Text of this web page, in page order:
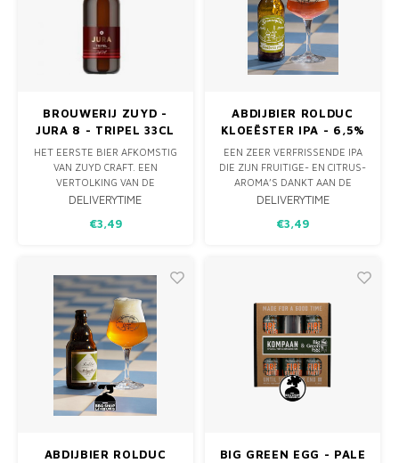
BROUWERIJ ZUYD -
JURA 8 - TRIPEL 33CL
HET EERSTE BIER AFKOMSTIG
VAN ZUYD CRAFT. EEN
VERTOLKING VAN DE
BROUWREIZEN DE BROUWER.
HISTORISCHE SCHEEPSBIER
JASJE. VERNOEMD NAAR DE
HANDELSRIVIER VAN
MAASTRICHT: DE MAAS.
AFGELEID VAN DE
DELIVERYTIME
€3,49
ABDIJBIER ROLDUC
KLOEËSTER IPA - 6,5%
EEN ZEER VERFRISSENDE IPA
DIE ZIJN FRUITIGE- EN CITRUS-
AROMA’S DANKT AAN DE
AROMAHOPPEN WAAR HIJ MEE
KLOEËSTER IPA IS VER
DROGE AFDRONK MET FIJNE
HEERLIJKE DORSTLE
DELIVERYTIME
€3,49
ABDIJBIER ROLDUC
BIG GREEN EGG - PALE